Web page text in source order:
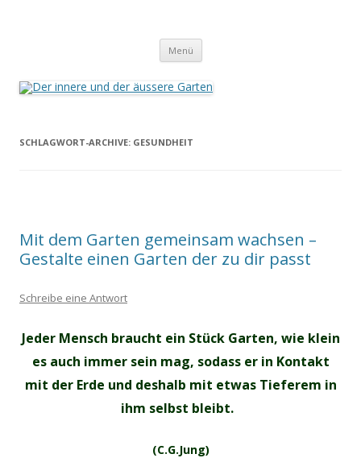
Menü Zum
springen
SCHLAGWORT-ARCHIVE: GESUNDHEIT
Mit dem Garten gemeinsam wachsen –
Gestalte einen Garten der zu dir passt
Schreibe eine Antwort
Jeder Mensch braucht ein Stück Garten, wie klein
es auch immer sein mag, sodass er in Kontakt
mit der Erde und deshalb mit etwas Tieferem in
ihm selbst bleibt.
(C.G.Jung)